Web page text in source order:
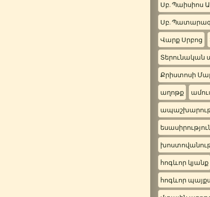
Սբ. Պաիսիոս
Սբ.
Վարք Սրբոց
Տերունական
Քրիստոսի
աղոթք
հոգևոր կյանք
հոգևոր